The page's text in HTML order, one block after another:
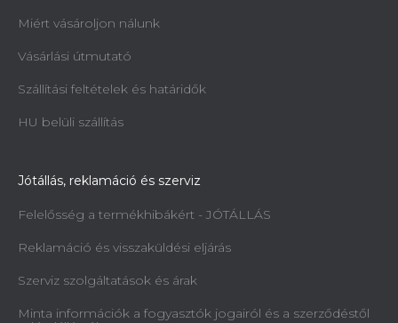
Miért vásároljon nálunk
Vásárlási útmutató
Szállítási feltételek és határidők
HU belüli szállítás
Jótállás, reklamáció és szerviz
Felelősség a termékhibákért - JÓTÁLLÁS
Reklamáció és visszaküldési eljárás
Szerviz szolgáltatások és árak
Minta információk a fogyasztók jogairól és a szerződéstől